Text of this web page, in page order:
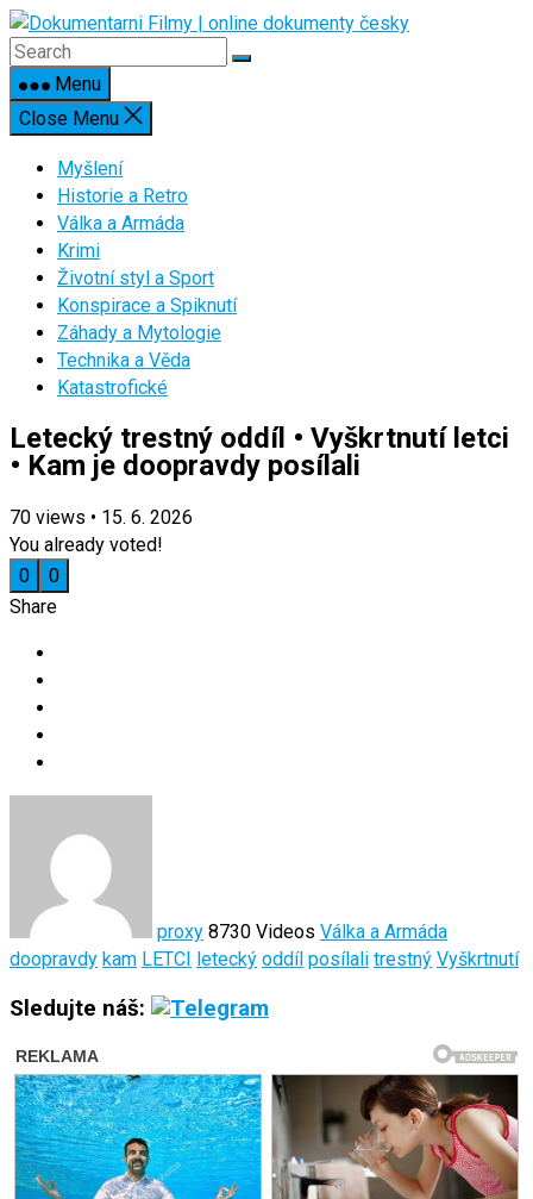
Skip
to
contentMenu
Close Menu
Myšlení
Historie a Retro
Válka a Armáda
Krimi
Životní styl a Sport
Konspirace a Spiknutí
Záhady a Mytologie
Technika a Věda
Katastrofické
Letecký trestný oddíl • Vyškrtnutí letci
• Kam je doopravdy posílali
70 views • 15. 6. 2026
You already voted!
0
0
Share
proxy 8730 Videos Válka a Armáda
doopravdy kam LETCI letecký oddíl posílali trestný Vyškrtnutí
Sledujte náš: